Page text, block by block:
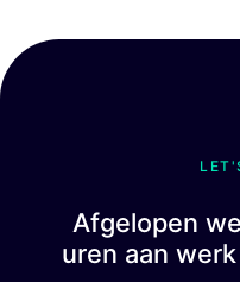
Afgelopen
uren aan